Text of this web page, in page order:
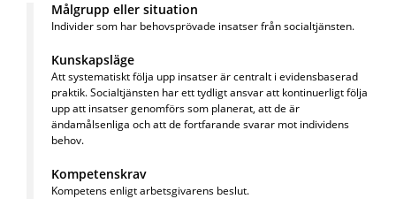
Målgrupp eller situation
Individer som har behovsprövade insatser från socialtjänsten.
Kunskapsläge
Att systematiskt följa upp insatser är centralt i evidensbaserad
praktik.Socialtjänsten har ett tydligt ansvar att kontinuerligt följa
upp att insatser genomförs som planerat, att de är
ändamålsenliga och att de fortfarande svarar mot individens
behov.
Kompetenskrav
Kompetens enligt arbetsgivarens beslut.